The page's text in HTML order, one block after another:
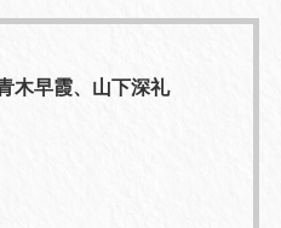
木早霞、山下深礼